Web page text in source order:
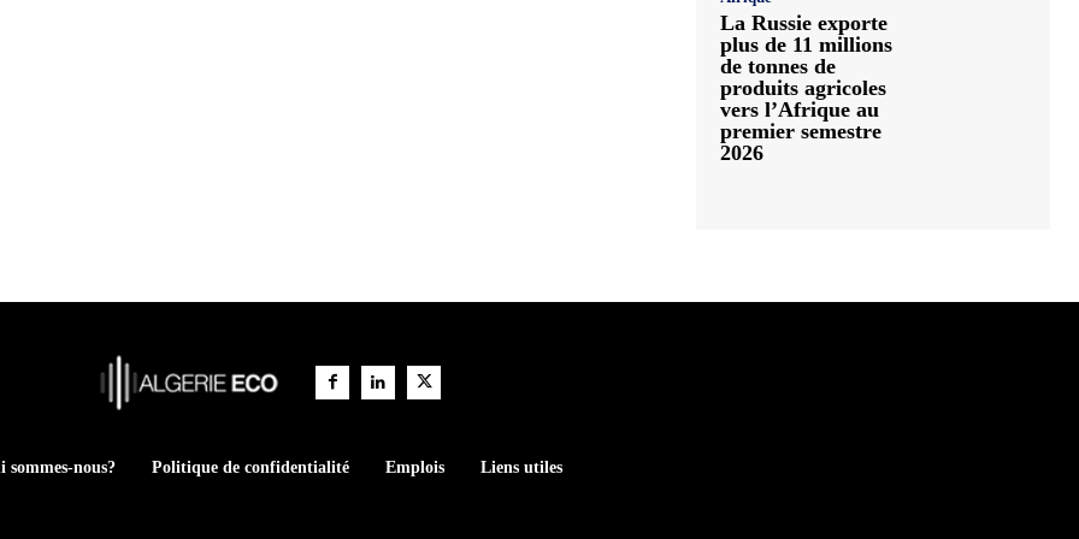
La Russie exporte
plus de 11 millions
de tonnes de
produits agricoles
vers l’Afrique au
premier semestre
2026
sommes-nous? Politique de confidentialité Emplois Liens utiles